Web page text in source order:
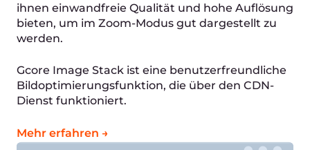
Machen Sie Änderungen leicht
anpassen müssen, fügen Sie einfach ein paar
Abfragezeilen zur Bild-URL hinzu.